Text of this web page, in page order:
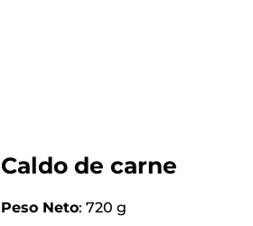
Caldo de carne
Peso Neto: 720 g